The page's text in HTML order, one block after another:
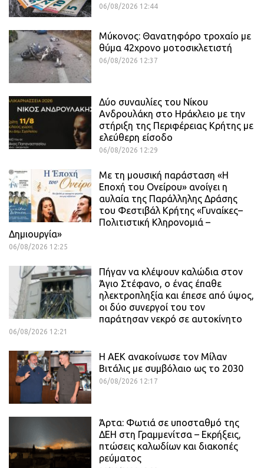
06/08/2026 12:44
Μύκονος: Θανατηφόρο τροχαίο με
θύμα 42χρονο μοτοσικλετιστή
06/08/2026 12:37
Δύο συναυλίες του Νίκου
Ανδρουλάκη στο Ηράκλειο με την
στήριξη της Περιφέρειας Κρήτης με
ελεύθερη είσοδο
06/08/2026 12:29
Με τη μουσική παράσταση «Η
Εποχή του Ονείρου» ανοίγει η
αυλαία της Παράλληλης Δράσης
του Φεστιβάλ Κρήτης «Γυναίκες–
Πολιτιστική Κληρονομιά –
Δημιουργία»
06/08/2026 12:25
Πήγαν να κλέψουν καλώδια στον
Άγιο Στέφανο, ο ένας έπαθε
ηλεκτροπληξία και έπεσε από ύψος,
οι δύο συνεργοί του τον
παράτησαν νεκρό σε αυτοκίνητο
06/08/2026 12:21
H ΑΕΚ ανακοίνωσε τον Μίλαν
Βιτάλις με συμβόλαιο ως το 2030
06/08/2026 12:17
Άρτα: Φωτιά σε υποσταθμό της
ΔΕΗ στη Γραμμενίτσα – Εκρήξεις,
πτώσεις καλωδίων και διακοπές
ρεύματος